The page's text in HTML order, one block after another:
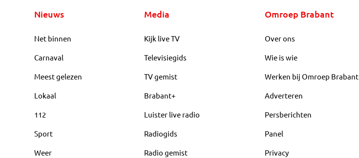
Nieuws
Net binnen
Carnaval
Meest gelezen
Lokaal
112
Sport
Weer
Media
Kijk live TV
Televisiegids
TV gemist
Brabant+
Luister live radio
Radiogids
Radio gemist
Omroep Brabant
Over ons
Wie is wie
Werken bij Omroep Brabant
Adverteren
Persberichten
Panel
Privacy